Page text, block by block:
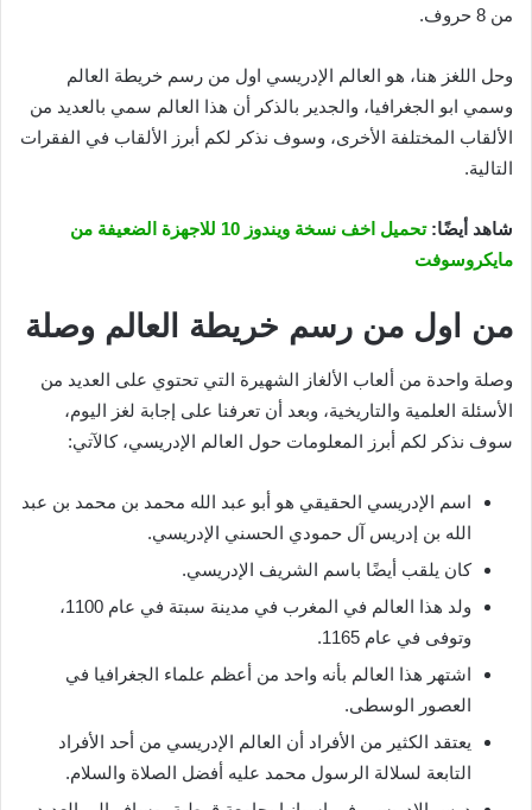
من 8 حروف.
وحل اللغز هنا، هو العالم الإدريسي اول من رسم خريطة العالم
وسمي ابو الجغرافيا، والجدير بالذكر أن هذا العالم سمي بالعديد من
الألقاب المختلفة الأخرى، وسوف نذكر لكم أبرز الألقاب في الفقرات
التالية.
شاهد أيضًا:
تحميل اخف نسخة ويندوز 10 للاجهزة الضعيفة من
مايكروسوفت
من اول من رسم خريطة العالم وصلة
وصلة واحدة من ألعاب الألغاز الشهيرة التي تحتوي على العديد من
الأسئلة العلمية والتاريخية، وبعد أن تعرفنا على إجابة لغز اليوم،
سوف نذكر لكم أبرز المعلومات حول العالم الإدريسي، كالآتي:
اسم الإدريسي الحقيقي هو أبو عبد الله محمد بن محمد بن عبد
الله بن إدريس آل حمودي الحسني الإدريسي.
كان يلقب أيضًا باسم الشريف الإدريسي.
ولد هذا العالم في المغرب في مدينة سبتة في عام 1100،
وتوفى في عام 1165.
اشتهر هذا العالم بأنه واحد من أعظم علماء الجغرافيا في
العصور الوسطى.
يعتقد الكثير من الأفراد أن العالم الإدريسي من أحد الأفراد
التابعة لسلالة الرسول محمد عليه أفضل الصلاة والسلام.